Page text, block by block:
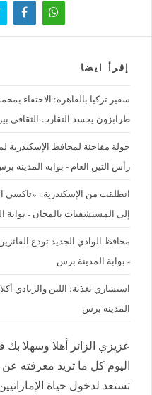
إقرأ ايضا
سفير تركيا بالقاهرة: الاحتفاء
طرابزون يجسد التقارب الثقافي
جولة مفاجئة لمحافظ الإسكندرية
رأس التين العام - بوابة المدينة
انطلقت من الإسكندرية.. «تاكسي
إلى المستشفيات بالمجان - بوابة
محافظ الوادي الجديد تودع
- بوابة المدينة برس
استشاري تغذية: اللبن والزبادي
المدينة برس
عزيزي الزائر أهلا وسهلا
تستعد لدخول حياة